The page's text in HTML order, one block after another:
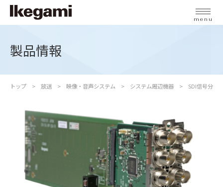
menu
製品情報
トップ 放送 映像・音声システム システム周辺機器 SDI信号分配